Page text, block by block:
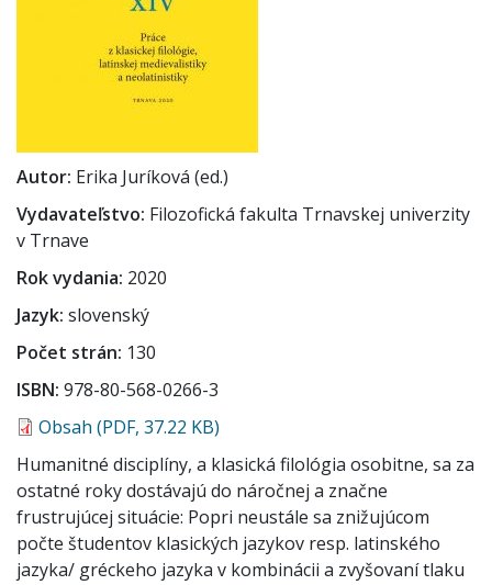
Autor Erika Juríková (ed.)
Vydavateľstvo Filozofická fakulta Trnavskej univerzity
v Trnave
Rok vydania 2020
Jazyk slovenský
Počet strán 130
ISBN 978-80-568-0266-3
Obsah (PDF, 37.22 KB)
Humanitné disciplíny, a klasická filológia osobitne, sa za
ostatné roky dostávajú do náročnej a značne
frustrujúcej situácie: Popri neustále sa znižujúcom
počte študentov klasických jazykov resp. latinského
jazyka/ gréckeho jazyka v kombinácii a zvyšovaní tlaku